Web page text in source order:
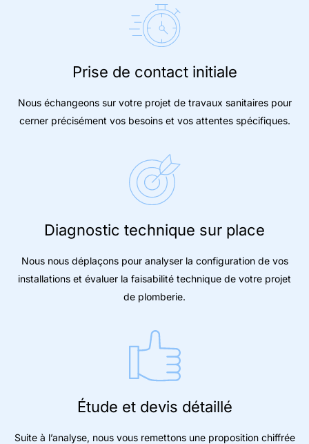
Prise de contact initiale
Nous échangeons sur votre projet de travaux sanitaires pour
cerner précisément vos besoins et vos attentes spécifiques.
Diagnostic technique sur place
Nous nous déplaçons pour analyser la configuration de vos
installations et évaluer la faisabilité technique de votre projet
de plomberie.
Étude et devis détaillé
Suite à l’analyse, nous vous remettons une proposition chiffrée